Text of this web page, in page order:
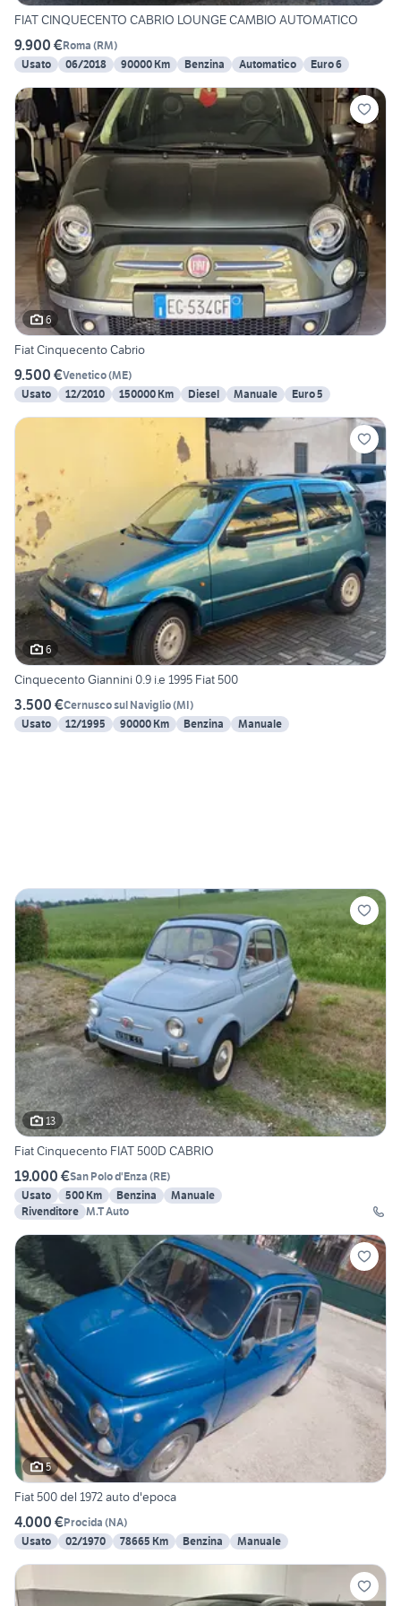
FIAT CINQUECENTO CABRIO LOUNGE CAMBIO AUTOMATICO
9.900 €Roma (RM)
Usato
06/2018 90000 Km Benzina Automatico Euro 6
6
Fiat Cinquecento Cabrio
9.500 €Venetico(ME)
Usato
12/2010 150000 Km Diesel Manuale Euro 5
6
Cinquecento Giannini 0.9 i.e 1995 Fiat 500
3.500 €Cernusco sul Naviglio(MI)
Usato
12/1995 90000 Km Benzina Manuale
13
Fiat Cinquecento FIAT 500D CABRIO
19.000 €San Polo d'Enza (RE)
Usato
500 Km Benzina
Manuale
Rivenditore M.T Auto
5
Fiat 500 del 1972 auto d'epoca
4.000 €Procida (NA)
Usato
02/1970 78665 Km Benzina Manuale